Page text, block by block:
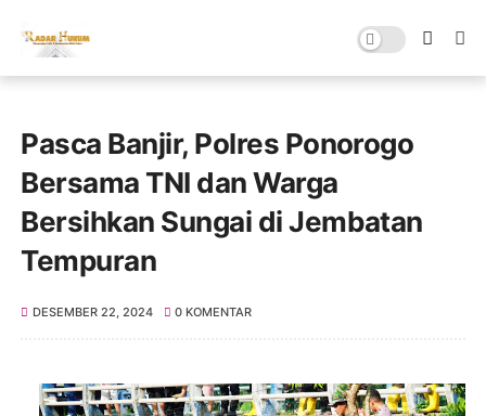
Pasca Banjir, Polres Ponorogo
Bersama TNI dan Warga
Bersihkan Sungai di Jembatan
Tempuran
DESEMBER 22, 2024 0 KOMENTAR